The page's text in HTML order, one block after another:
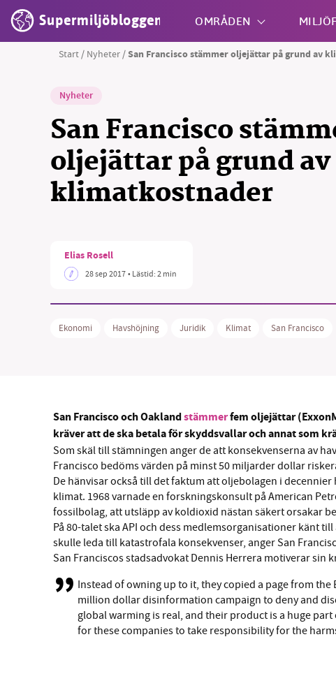
Supermiljöbloggen OMRÅDEN
Start / Nyheter /San Francisco stämmer oljejättar på grund av
Nyheter
San Francisco
oljejättar på grund av
klimatkostnader
Elias Rosell
28 sep 2017• Lästid:2 min
Ekonomi Havshöjning Juridik Klimat San Francisco
San Francisco och Oaklandstämmerfem oljejättar
kräver att de ska betala för skyddsvallar och annat som
Som skäl till stämningen anger de att konsekvenserna av
Francisco bedöms värden på minst 50 miljarder dollar
De hänvisar också till det faktum att oljebolagen i
klimat. 1968 varnade en forskningskonsult på American
fossilbolag, att utsläpp av koldioxid nästan säkert orsakar
På 80-talet ska API och dess medlemsorganisationer känt
skulle leda till katastrofala konsekvenser, anger San
San Franciscos stadsadvokat Dennis Herrera motiverar sin
Instead of owning up to it, they copied a page from
million dollar disinformation campaign to deny and
global warming is real, and their product is a huge
for these companies to take responsibility for the